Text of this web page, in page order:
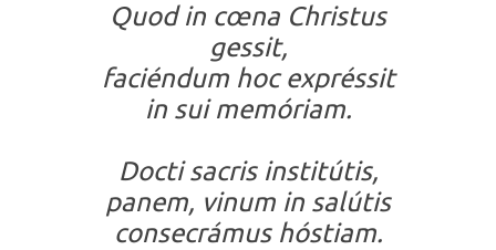
Quod in cœna Christus
gessit,
faciéndum hoc expréssit
in sui memóriam.
Docti sacris institútis,
panem, vinum in salútis
consecrámus hóstiam.